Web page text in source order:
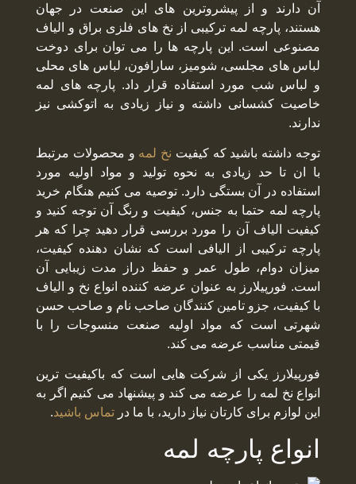
آن دارند و از پیشروترین های این صنعت در جهان
هستند، پارچه لمه ترکیبی از نخ های فلزی براق و الیاف
مصنوعی است. این پارچه ها را می توان برای دوخت
لباس های مجلسی، شومیز، سارافون، لباس های محلی
و لباس شب مورد استفاده قرار داد. پارچه های لمه
خاصیت کشسانی داشته و نیاز زیادی به اتوکشی نیز
ندارند.
توجه داشته باشید که کیفیت نخ لمه و محصولات مرتبط
با ان تا حد زیادی به نحوه تولید و مواد اولیه مورد
استفاده در آن بستگی دارد. توصیه می کنیم هنگام خرید
پارچه لمه حتما به جنس، کیفیت و رنگ آن توجه کنید و
کیفیت الیاف آن را مورد بررسی قرار دهید چرا که هر
پارچه ترکیبی از الیافی است که نشان دهنده کیفیت،
میزان دوام، طول عمر و حفظ دراز مدت زیبایی آن
است. فورپیلارز به عنوان عرضه کننده انواع نخ و الیاف
با کیفیت، جزو تامین کنندگان صاحب نام و صاحب حسن
شهرتی است که مواد اولیه صنعت منسوجات را با
قیمتی مناسب عرضه می کند.
فورپیلارز یکی از شرکت هایی است که باکیفیت ترین
انواع نخ لمه را عرضه می کند و پیشنهاد می کنیم اگر به
این لوازم برای کارتان نیاز دارید، با ما در تماس باشید.
انواع پارچه لمه